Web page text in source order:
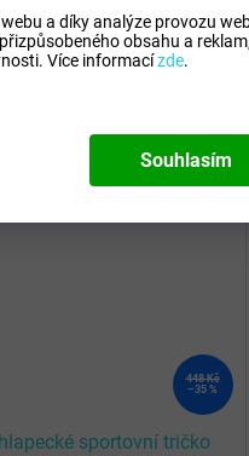
a díky analýze provozu
obsahu a reklam,
Více informacízde.
Souhlasím
448 Kč
–35 %
sportovní tričko
Kód:100092.200-2XS
Modelo: